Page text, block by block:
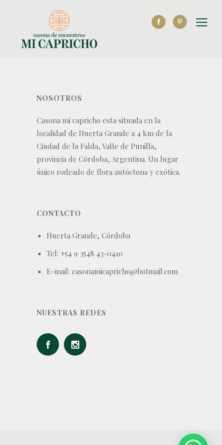
NOSOTROS
Casona mi capricho esta situada en la
localidad de Huerta Grande a 4 km de la
Ciudad de la Falda, Valle de Punilla,
provincia de Córdoba, Argentina. Un lugar
único rodeado de flora autóctona y exótica.
CONTACTO
Huerta Grande, Córdoba
Tel: +54 9 3548 43-0410
E-mail: casonamicapricho@hotmail.com
NUESTRAS REDES